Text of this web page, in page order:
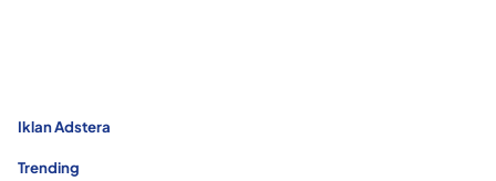
Iklan Adstera
Trending